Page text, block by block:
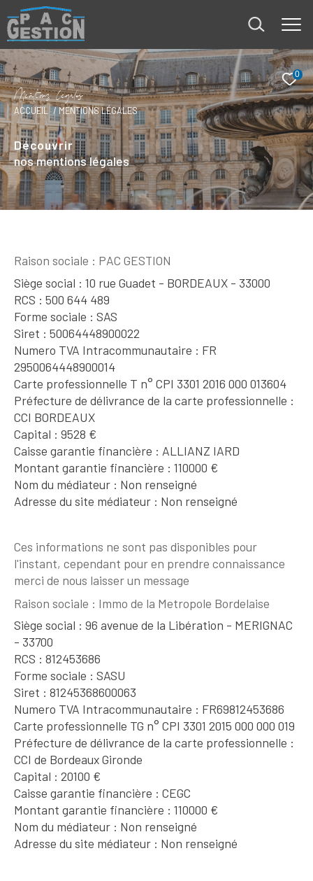
0
Mentios légae
ACCUEIL MENTIONS LÉGALES
Découvrir
nos mentions légales
Raison sociale : PAC GESTION
Siège social : 10 rue Guadet - BORDEAUX - 33000
RCS : 500 644 489
Forme sociale : SAS
Siret : 50064448900022
Numero TVA Intracommunautaire : FR
2950064448900014
Carte professionnelle T n° CPI 3301 2016 000 013604
Préfecture de délivrance de la carte professionnelle :
CCI BORDEAUX
Capital : 9528 €
Caisse garantie financière : ALLIANZ IARD
Montant garantie financière : 110000 €
Nom du médiateur : Non renseigné
Adresse du site médiateur : Non renseigné
Ces informations ne sont pas disponibles pour
l'instant, cependant pour en prendre connaissance
merci de nous laisser un message
Raison sociale : Immo de la Metropole Bordelaise
Siège social : 96 avenue de la Libération - MERIGNAC
- 33700
RCS : 812453686
Forme sociale : SASU
Siret : 81245368600063
Numero TVA Intracommunautaire : FR69812453686
Carte professionnelle TG n° CPI 3301 2015 000 000 019
Préfecture de délivrance de la carte professionnelle :
CCI de Bordeaux Gironde
Capital : 20100 €
Caisse garantie financière : CEGC
Montant garantie financière : 110000 €
Nom du médiateur : Non renseigné
Adresse du site médiateur : Non renseigné